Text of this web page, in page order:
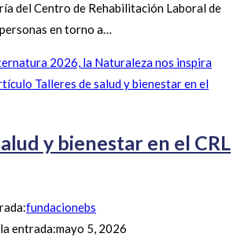
del Centro de Rehabilitación Laboral de
en torno a…
2026, la Naturaleza nos inspira
y bienestar en el CRL
fundacionebs
entrada:mayo 5, 2026